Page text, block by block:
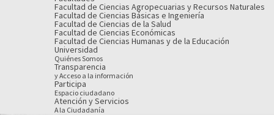
Facultad de Ciencias Agropecuarias y Recursos Naturales
Facultad de Ciencias Básicas e Ingeniería
Facultad de Ciencias de la Salud
Facultad de Ciencias Económicas
Facultad de Ciencias Humanas y de la Educación
Universidad
Quiénes Somos
Transparencia
y Acceso a la información
Participa
Espacio ciudadano
Atención y Servicios
A la Ciudadanía